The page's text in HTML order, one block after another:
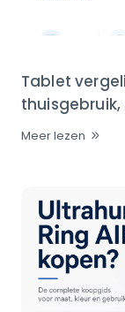
Tablet
Meer lezen